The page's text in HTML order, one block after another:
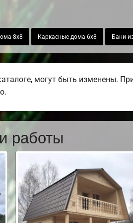
8х8 Каркасные дома 6х8 Бани
могут быть изменены.
работы